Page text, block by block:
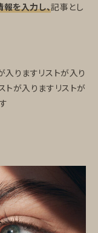
を入力し、記事とし
入りますリストが入り
トが入りますリストが